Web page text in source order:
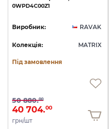
0WPD4C00Z1
Виробник: RAVAK
Колекція: MATRIX
Під замовлення
50 880.00
40 704.00
грн/шт